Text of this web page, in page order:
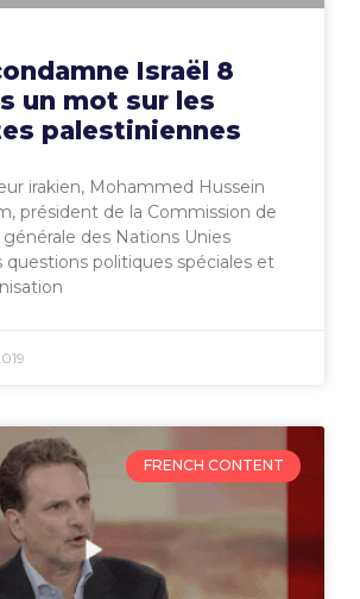
Israël 8
un mot sur les
palestiniennes
irakien, Mohammed Hussein
président de la Commission de
générale des Nations Unies
questions politiques spéciales et
FRENCH CONTENT